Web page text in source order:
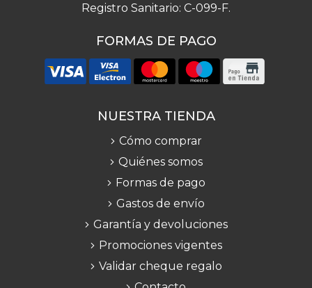
Registro Sanitario: C-099-F.
FORMAS DE PAGO
NUESTRA TIENDA
Cómo comprar
Quiénes somos
Formas de pago
Gastos de envío
Garantía y devoluciones
Promociones vigentes
Validar cheque regalo